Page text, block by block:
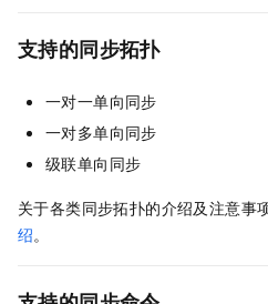
支持的同步拓扑
一对一单向同步
一对多单向同步
级联单向同步
关于各类同步拓扑的介绍及注意事
绍。